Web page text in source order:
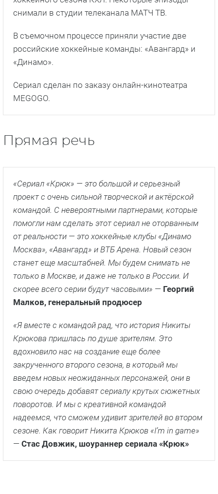
снимали в студии телеканала МАТЧ ТВ.
В съемочном процессе приняли участие две
российские хоккейные команды: «Авангард» и
«Динамо».
Сериал сделан по заказу онлайн-кинотеатра
MEGOGO.
Прямая речь
«Сериал «Крюк» — это большой и серьезный
проект с очень сильной творческой и актёрской
командой. С невероятными партнерами, которые
помогли нам сделать этот сериал не оторванным
от реальности — это хоккейные клубы «Динамо
Москва», «Авангард» и ВТБ Арена. Новый сезон
станет еще масштабней. Мы будем снимать не
только в Москве, и даже не только в России. И
скорее всего серии будут часовыми» — Георгий
Малков, генеральный продюсер
«Я вместе с командой рад, что история Никиты
Крюкова пришлась по душе зрителям. Это
вдохновило нас на создание еще более
закрученного второго сезона, в который мы
введем новых неожиданных персонажей, они в
свою очередь добавят сериалу крутых сюжетных
поворотов. И мы с креативной командой
надеемся, что сможем удивит зрителей во втором
сезоне. Как говорит Никита Крюков «I’m in game»
— Стас Довжик, шоураннер сериала «Крюк»